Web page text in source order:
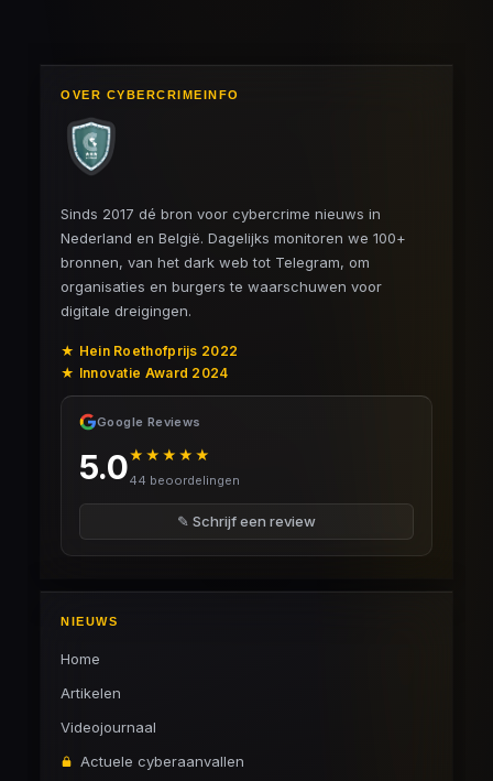
OVER CYBERCRIMEINFO
Sinds 2017 dé bron voor cybercrime nieuws in
Nederland en België. Dagelijks monitoren we 100+
bronnen, van het dark web tot Telegram, om
organisaties en burgers te waarschuwen voor
digitale dreigingen.
★ Hein Roethofprijs 2022
★ Innovatie Award 2024
Google Reviews
5.0★★★★★
44 beoordelingen
✎ Schrijf een review
NIEUWS
Home
Artikelen
Videojournaal
Actuele cyberaanvallen